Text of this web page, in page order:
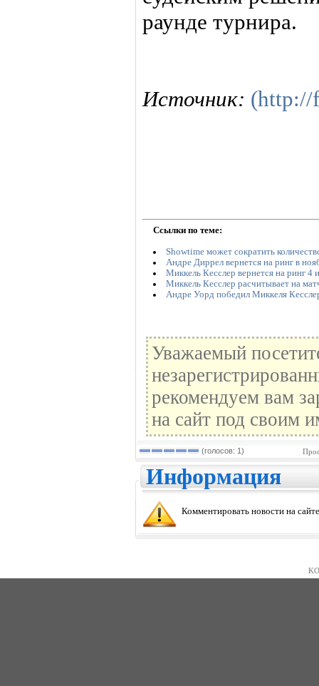
раунде турнира.
Источник: (http://
Ссылки по теме:
Showtime может сократить
Андре Диррел вернется на ринг в
Миккель Кесслер вернется на ринг 4
Миккель Кесслер расчитывает на
Андре Уорд победил Миккеля
Уважаемый
рекомендуем вам
на сайт под своим
(голосов: 1)
Информация
Комментировать новости на